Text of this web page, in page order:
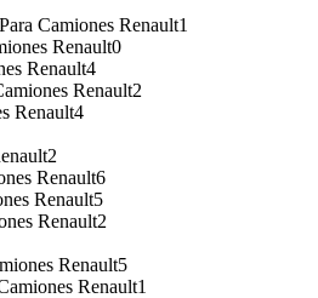
Camiones Renault1
Renault0
Renault4
Renault2
Renault4
2
Renault6
Renault5
Renault2
Renault5
Renault1